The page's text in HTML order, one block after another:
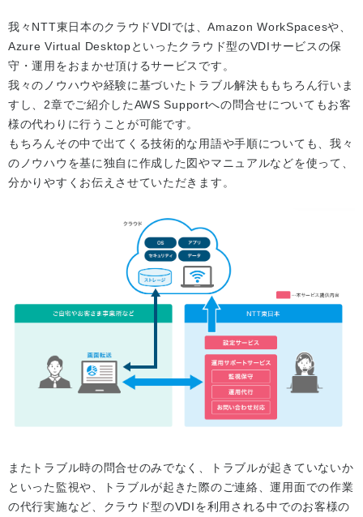
我々NTT東日本のクラウドVDIでは、Amazon WorkSpacesや、
Azure Virtual Desktopといったクラウド型のVDIサービスの保
守・運用をおまかせ頂けるサービスです。
我々のノウハウや経験に基づいたトラブル解決ももちろん行いま
すし、2章でご紹介したAWS Supportへの問合せについてもお客
様の代わりに行うことが可能です。
もちろんその中で出てくる技術的な用語や手順についても、我々
のノウハウを基に独自に作成した図やマニュアルなどを使って、
分かりやすくお伝えさせていただきます。
またトラブル時の問合せのみでなく、トラブルが起きていないか
といった監視や、トラブルが起きた際のご連絡、運用面での作業
の代行実施など、クラウド型のVDIを利用される中でのお客様の